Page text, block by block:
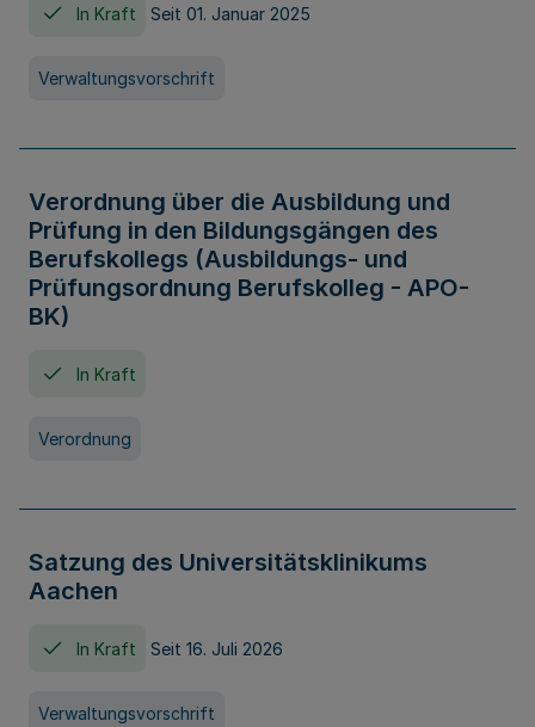
In Kraft Seit 01. Januar 2025
Verwaltungsvorschrift
Verordnung über die Ausbildung und
Prüfung in den Bildungsgängen des
Berufskollegs (Ausbildungs- und
Prüfungsordnung Berufskolleg - APO-
BK)
In Kraft
Verordnung
Satzung des Universitätsklinikums
Aachen
In Kraft Seit 16. Juli 2026
Verwaltungsvorschrift